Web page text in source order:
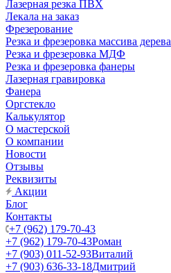
Лазерная резка ПВХ
Лекала на заказ
Фрезерование
Резка и фрезеровка массива дерева
Резка и фрезеровка МДФ
Резка и фрезеровка фанеры
Лазерная гравировка
Фанера
Орг­стек­ло
Калькулятор
О мастерской
О компании
Новости
Отзывы
Реквизиты
Акции
Блог
Контакты
+7 (962) 179-70-43
+7 (962) 179-70-43Роман
+7 (903) 011-52-93Виталий
+7 (903) 636-33-18Дмитрий